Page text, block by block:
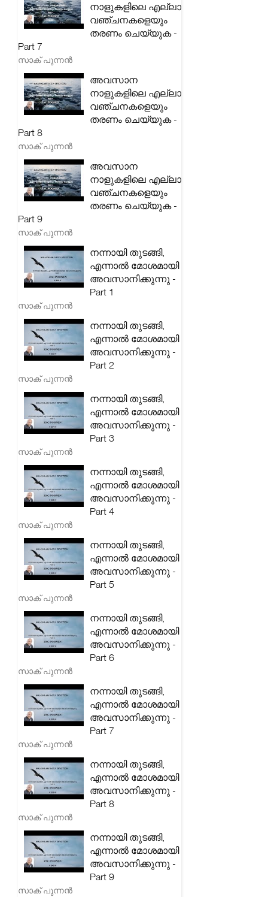
നാളുകളിലെ എല്ലാ
വഞ്ചനകളെയും
തരണം ചെയ്യുക -
Part 7
സാക് പുന്നൻ
അവസാന
നാളുകളിലെ എല്ലാ
വഞ്ചനകളെയും
തരണം ചെയ്യുക -
Part 8
സാക് പുന്നൻ
അവസാന
നാളുകളിലെ എല്ലാ
വഞ്ചനകളെയും
തരണം ചെയ്യുക -
Part 9
സാക് പുന്നൻ
നന്നായി തുടങ്ങി,
എന്നാൽ മോശമായി
അവസാനിക്കുന്നു -
Part 1
സാക് പുന്നൻ
നന്നായി തുടങ്ങി,
എന്നാൽ മോശമായി
അവസാനിക്കുന്നു -
Part 2
സാക് പുന്നൻ
നന്നായി തുടങ്ങി,
എന്നാൽ മോശമായി
അവസാനിക്കുന്നു -
Part 3
സാക് പുന്നൻ
നന്നായി തുടങ്ങി,
എന്നാൽ മോശമായി
അവസാനിക്കുന്നു -
Part 4
സാക് പുന്നൻ
നന്നായി തുടങ്ങി,
എന്നാൽ മോശമായി
അവസാനിക്കുന്നു -
Part 5
സാക് പുന്നൻ
നന്നായി തുടങ്ങി,
എന്നാൽ മോശമായി
അവസാനിക്കുന്നു -
Part 6
സാക് പുന്നൻ
നന്നായി തുടങ്ങി,
എന്നാൽ മോശമായി
അവസാനിക്കുന്നു -
Part 7
സാക് പുന്നൻ
നന്നായി തുടങ്ങി,
എന്നാൽ മോശമായി
അവസാനിക്കുന്നു -
Part 8
സാക് പുന്നൻ
നന്നായി തുടങ്ങി,
എന്നാൽ മോശമായി
അവസാനിക്കുന്നു -
Part 9
സാക് പുന്നൻ